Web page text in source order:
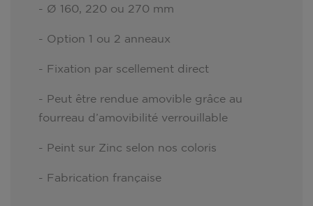
- Ø 160, 220 ou 270 mm
- Option 1 ou 2 anneaux
- Fixation par scellement direct
- Peut être rendue amovible grâce au
fourreau d’amovibilité verrouillable
- Peint sur Zinc selon nos coloris
- Fabrication française